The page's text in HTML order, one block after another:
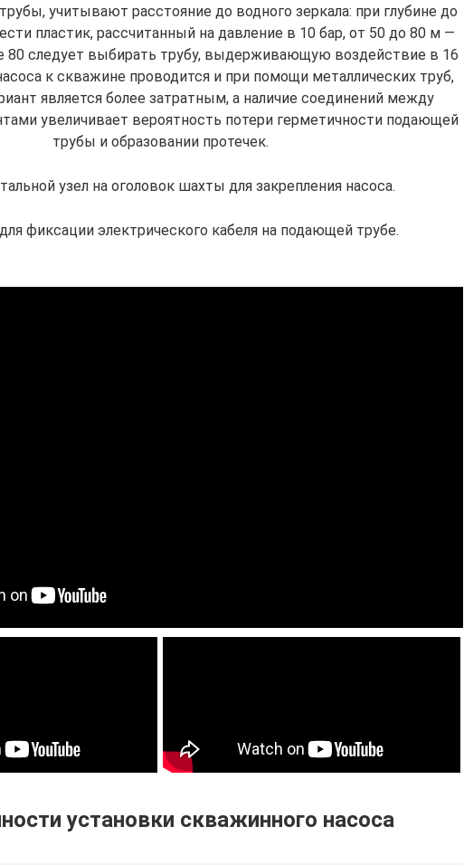
учитывают расстояние до водного зеркала: при глубине до
пластик, рассчитанный на давление в 10 бар, от 50 до 80 м —
80 следует выбирать трубу, выдерживающую воздействие в 16
к скважине проводится и при помощи металлических труб,
является более затратным, а наличие соединений между
увеличивает вероятность потери герметичности подающей
трубы и образовании протечек.
узел на оголовок шахты для закрепления насоса.
фиксации электрического кабеля на подающей трубе.
установки скважинного насоса